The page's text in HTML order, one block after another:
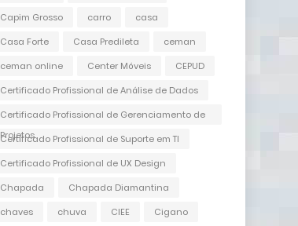
Capim Grosso
carro
casa
Casa Forte
Casa Predileta
ceman
ceman online
Center Móveis
CEPUD
Certificado Profissional de Análise de Dados
Certificado Profissional de Gerenciamento de
Projetos
Certificado Profissional de Suporte em TI
Certificado Profissional de UX Design
Chapada
Chapada Diamantina
chaves
chuva CIEE
Cigano